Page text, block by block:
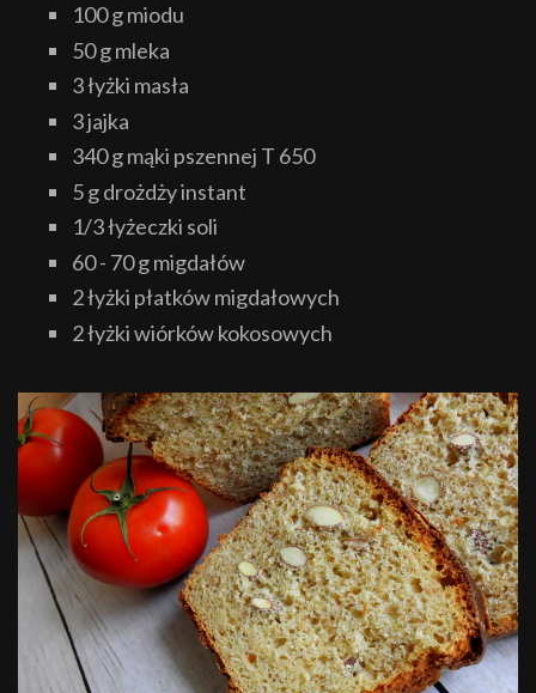
100 g miodu
50 g mleka
3 łyżki masła
3 jajka
340 g mąki pszennej T 650
5 g drożdży instant
1/3 łyżeczki soli
60 - 70 g migdałów
2 łyżki płatków migdałowych
2 łyżki wiórków kokosowych